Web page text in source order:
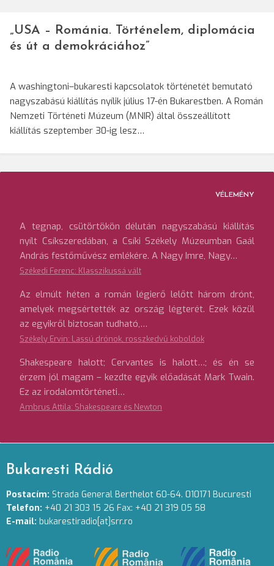
„USA – Románia. Történelem, diplomácia
és út a demokráciához”
A washingtoni–bukaresti kapcsolatok történetét bemutató
nagyszabású kiállítás nyílik július 17-én Bukarestben. A Román
Nemzeti Történeti Múzeum (MNIR) által összeállított
kiállítás szeptember 30-ig lesz…
VÉLEMÉNY
A tegnap, csütörtökön délután nagyszabású kiállítás
nyílt Csíkszeredában, a Csíki Székely Múzeumban Gaál
András festőművész emlékére. A Nagy Imre, Nagy…
Székedi Ferenc: Klasszikussá vált
Az elmúlt héten a román légierő lelőtt három drónt,
amelyek megsértették az ország légterét. Ezek közül
az egyikről biztosan tudható,…
Székely Ervin: Lassú drónok, rosszkedvű koboldok
Shakespeare halott; Cervantes is halott…; és én se
érzem jól magam – kezdte egyik előadását Mark Twain.
Ez az irodalomtörténeti…
Ambrus Attila: Shakespeare és Newton
Bukaresti Rádió
Postacím: Strada General Berthelot 60-64. 010171 Bucuresti
Telefon: +40 21 303 15 26 Fax: +40 21 319 05 58
E-mail: bukarestiradio[at]srr.ro